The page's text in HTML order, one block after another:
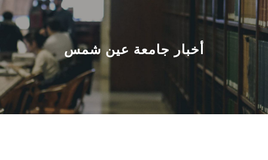
عن الجامعة
القطاعـات
الشئون الأكاديمية
البحث العلمي
أخبار جامعة عين شمس